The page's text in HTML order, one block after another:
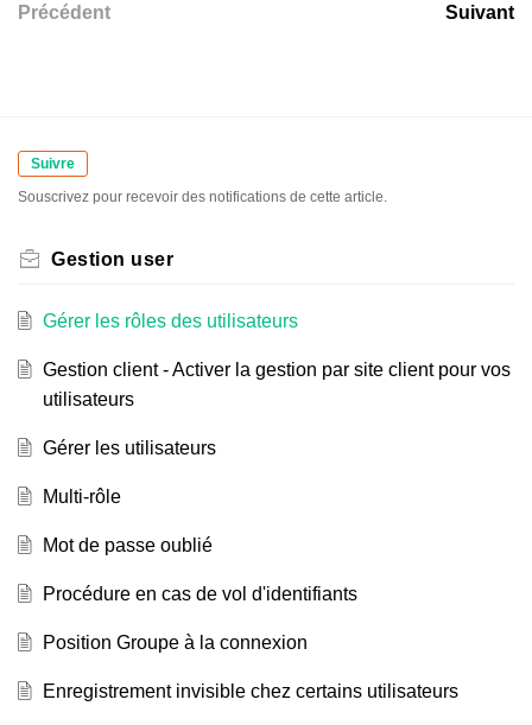
Précédent Suivant
Suivre
Souscrivez pour recevoir des notifications de cette article.
Gestion user
Gérer les rôles des utilisateurs
Gestion client - Activer la gestion par site client pour vos
utilisateurs
Gérer les utilisateurs
Multi-rôle
Mot de passe oublié
Procédure en cas de vol d'identifiants
Position Groupe à la connexion
Enregistrement invisible chez certains utilisateurs